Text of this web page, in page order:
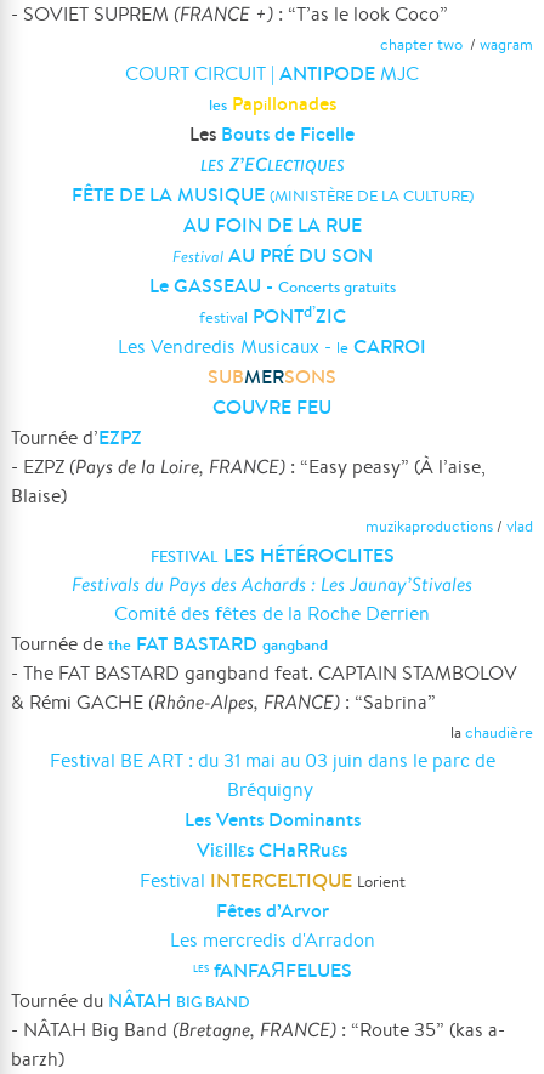
- SOVIET SUPREM (FRANCE +) : “T’as le look Coco”
chapter two/ wagram
COURT CIRCUIT | ANTIPODEMJC
les Papillonades
Les Bouts de Ficelle
LESZ’ECLECTIQUES
FÊTE DE LA MUSIQUE (MINISTÈRE DE LA CULTURE)
AU FOIN DE LA RUE
Festival AU PRÉ DU SON
Le GASSEAU - Concerts gratuits
festival PONTd’ZIC
Les Vendredis Musicaux - le CARROI
SUBMERSONS
COUVRE FEU
Tournée d’EZPZ
- EZPZ (Pays de la Loire, FRANCE) : “Easy peasy” (À l’aise,
Blaise)
muzikaproductions/ vlad
FESTIVALLES HÉTÉROCLITES
Festivals du Pays des Achards : Les Jaunay’Stivales
Comité des fêtes de la Roche Derrien
Tournée dethe FAT BASTARDgangband
- The FAT BASTARD gangband feat. CAPTAIN STAMBOLOV
& Rémi GACHE (Rhône-Alpes, FRANCE) : “Sabrina”
lachaudière
Festival BE ART : du 31 mai au 03 juin dans le parc de
Bréquigny
Les Vents Dominants
Viεillεs CHaRRuεs
Festival INTERCELTIQUE Lorient
Fêtes d’Arvor
Les mercredis d'Arradon
LESfANFAЯFELUES
Tournée du NÂTAH BIG BAND
- NÂTAH Big Band (Bretagne, FRANCE) : “Route 35” (kas a-
barzh)